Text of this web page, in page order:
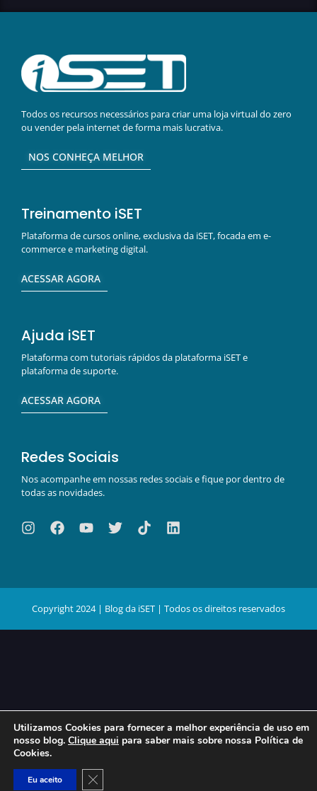
Todos os recursos necessários para criar uma loja virtual do zero
ou vender pela internet de forma mais lucrativa.
NOS CONHEÇA MELHOR
Treinamento iSET
Plataforma de cursos online, exclusiva da iSET, focada em e-
commerce e marketing digital.
ACESSAR AGORA
Ajuda iSET
Plataforma com tutoriais rápidos da plataforma iSET e
plataforma de suporte.
ACESSAR AGORA
Redes Sociais
Nos acompanhe em nossas redes sociais e fique por dentro de
todas as novidades.
Copyright 2024 | Blog da iSET | Todos os direitos reservados
Utilizamos Cookies para fornecer a melhor experiência de uso em
nosso blog. Clique aqui para saber mais sobre nossa Política de
Cookies.
Eu aceito Close GDPR Cookie Banner